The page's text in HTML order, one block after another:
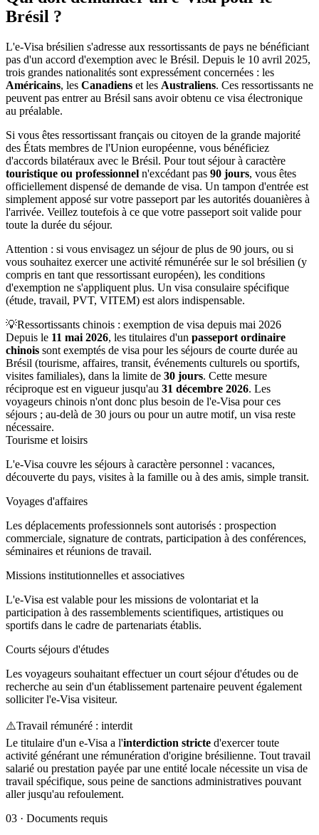
Brésil ?
L'e-Visa brésilien s'adresse aux ressortissants de pays ne bénéficiant
pas d'un accord d'exemption avec le Brésil. Depuis le 10 avril 2025,
trois grandes nationalités sont expressément concernées : les
Américains, les Canadiens et les Australiens. Ces ressortissants ne
peuvent pas entrer au Brésil sans avoir obtenu ce visa électronique
au préalable.
Si vous êtes ressortissant français ou citoyen de la grande majorité
des États membres de l'Union européenne, vous bénéficiez
d'accords bilatéraux avec le Brésil. Pour tout séjour à caractère
touristique ou professionnel n'excédant pas 90 jours, vous êtes
officiellement dispensé de demande de visa. Un tampon d'entrée est
simplement apposé sur votre passeport par les autorités douanières à
l'arrivée. Veillez toutefois à ce que votre passeport soit valide pour
toute la durée du séjour.
Attention : si vous envisagez un séjour de plus de 90 jours, ou si
vous souhaitez exercer une activité rémunérée sur le sol brésilien (y
compris en tant que ressortissant européen), les conditions
d'exemption ne s'appliquent plus. Un visa consulaire spécifique
(étude, travail, PVT, VITEM) est alors indispensable.
💡Ressortissants chinois : exemption de visa depuis mai 2026
Depuis le 11 mai 2026, les titulaires d'un passeport ordinaire
chinois sont exemptés de visa pour les séjours de courte durée au
Brésil (tourisme, affaires, transit, événements culturels ou sportifs,
visites familiales), dans la limite de 30 jours. Cette mesure
réciproque est en vigueur jusqu'au 31 décembre 2026. Les
voyageurs chinois n'ont donc plus besoin de l'e-Visa pour ces
séjours ; au-delà de 30 jours ou pour un autre motif, un visa reste
nécessaire.
Tourisme et loisirs
L'e-Visa couvre les séjours à caractère personnel : vacances,
découverte du pays, visites à la famille ou à des amis, simple transit.
Voyages d'affaires
Les déplacements professionnels sont autorisés : prospection
commerciale, signature de contrats, participation à des conférences,
séminaires et réunions de travail.
Missions institutionnelles et associatives
L'e-Visa est valable pour les missions de volontariat et la
participation à des rassemblements scientifiques, artistiques ou
sportifs dans le cadre de partenariats établis.
Courts séjours d'études
Les voyageurs souhaitant effectuer un court séjour d'études ou de
recherche au sein d'un établissement partenaire peuvent également
solliciter l'e-Visa visiteur.
⚠️Travail rémunéré : interdit
Le titulaire d'un e-Visa a l'interdiction stricte d'exercer toute
activité générant une rémunération d'origine brésilienne. Tout travail
salarié ou prestation payée par une entité locale nécessite un visa de
travail spécifique, sous peine de sanctions administratives pouvant
aller jusqu'au refoulement.
03 · Documents requis